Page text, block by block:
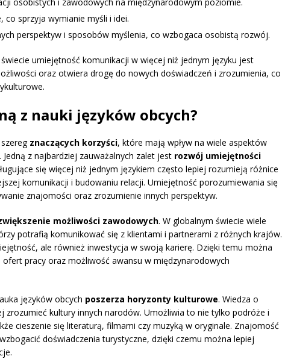
co sprzyja wymianie myśli i idei.
perspektyw i sposobów myślenia, co wzbogaca osobistą rozwój.
umiejętność komunikacji w więcej niż jednym języku jest
oraz otwiera drogę do nowych doświadczeń i zrozumienia, co
z nauki języków obcych?
znaczących korzyści, które mają wpływ na wiele aspektów
z najbardziej zauważalnych zalet jest rozwój umiejętności
się więcej niż jednym językiem często lepiej rozumieją różnice
komunikacji i budowaniu relacji. Umiejętność porozumiewania się
znajomości oraz zrozumienie innych perspektyw.
możliwości zawodowych. W globalnym świecie wiele
potrafią komunikować się z klientami i partnerami z różnych krajów.
ale również inwestycja w swoją karierę. Dzięki temu można
ofert pracy oraz możliwość awansu w międzynarodowych
języków obcych poszerza horyzonty kulturowe. Wiedza o
zrozumieć kultury innych narodów. Umożliwia to nie tylko podróże i
cieszenie się literaturą, filmami czy muzyką w oryginale. Znajomość
doświadczenia turystyczne, dzięki czemu można lepiej